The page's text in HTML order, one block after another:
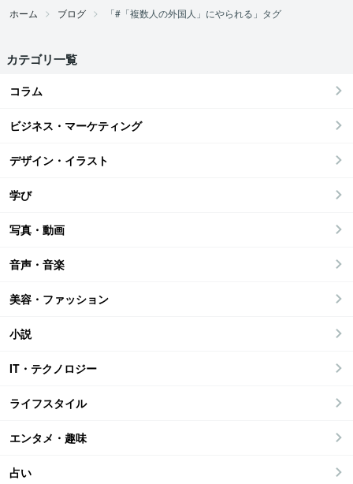
ホーム ブログ 「#「複数人の外国人」にやられる」タグ
カテゴリ一覧
コラム
ビジネス・マーケティング
デザイン・イラスト
学び
写真・動画
音声・音楽
美容・ファッション
小説
IT・テクノロジー
ライフスタイル
エンタメ・趣味
占い